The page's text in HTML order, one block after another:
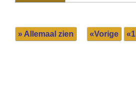
» Allemaal zien «Vorige «1